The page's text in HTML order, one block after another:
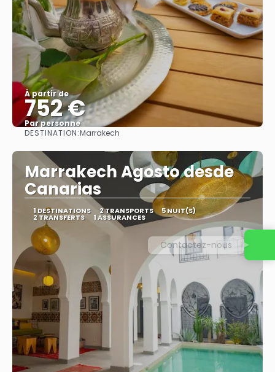
À partir de
752 €
Par personne
DESTINATION:Marrakech
Marrakech Agosto desde
Canarias
1 DESTINATIONS 2 TRANSPORTS 5 NUIT(S)
2 TRANSFERTS 1 ASSURANCES
Contactez-nous